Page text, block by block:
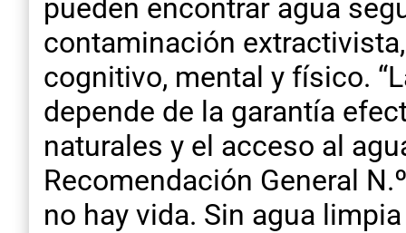
pueden encontrar agua
contaminación
cognitivo, mental y físico.
depende de la garantía
naturales y el acceso al
Recomendación General
no hay vida. Sin agua